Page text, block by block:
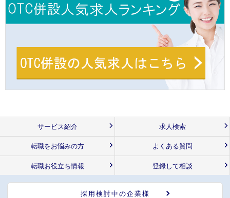
サービス紹介 求人検索
転職をお悩みの方 よくある質問
転職お役立ち情報 登録して相談
採用検討中の企業様